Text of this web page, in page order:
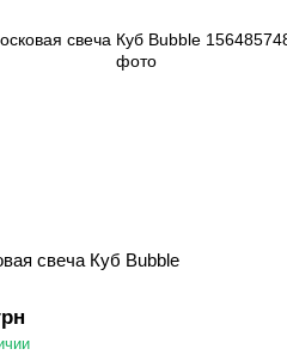
свеча Куб Bubble